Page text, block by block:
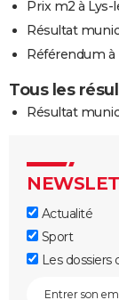
Prix m2 à Lys-
Résultat
Référendum à
Tous les
Résultat
Actualité
Sport
Les dossiers